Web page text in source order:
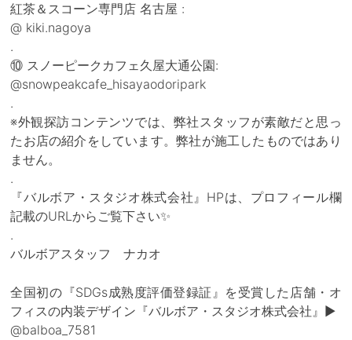
紅茶＆スコーン専門店 名古屋 :
@ kiki.nagoya
.
⑩ スノーピークカフェ久屋大通公園:
@snowpeakcafe_hisayaodoripark
.
※外観探訪コンテンツでは、弊社スタッフが素敵だと思っ
たお店の紹介をしています。弊社が施工したものではあり
ません。
.
『バルボア・スタジオ株式会社』HPは、プロフィール欄
記載のURLからご覧下さい✨
.
バルボアスタッフ ナカオ
全国初の『SDGs成熟度評価登録証』を受賞した店舗・オ
フィスの内装デザイン『バルボア・スタジオ株式会社』▶
@balboa_7581